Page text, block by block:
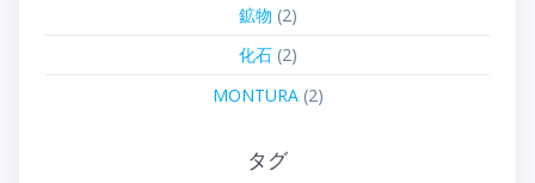
鉱物 (2)
化石(2)
MONTURA(2)
タグ